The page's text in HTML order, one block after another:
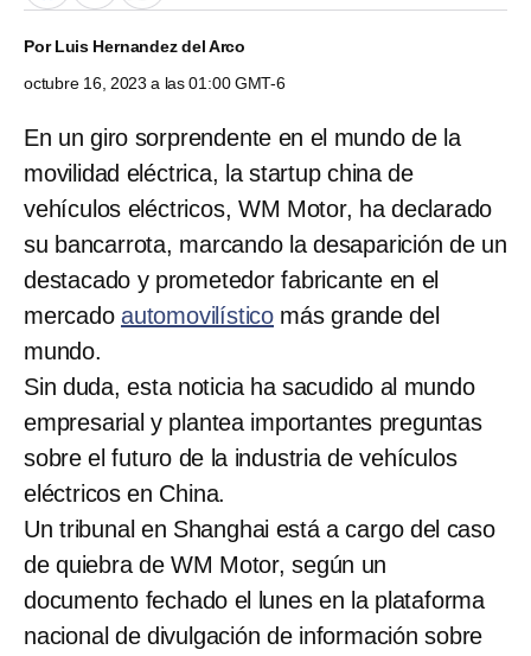
PorLuis Hernandez del Arco
octubre 16, 2023 a las 01:00 GMT-6
En un giro sorprendente en el mundo de la
movilidad eléctrica, la startup china de
vehículos eléctricos, WM Motor, ha declarado
su bancarrota, marcando la desaparición de un
destacado y prometedor fabricante en el
mercado automovilístico más grande del
mundo.
Sin duda, esta noticia ha sacudido al mundo
empresarial y plantea importantes preguntas
sobre el futuro de la industria de vehículos
eléctricos en China.
Un tribunal en Shanghai está a cargo del caso
de quiebra de WM Motor, según un
documento fechado el lunes en la plataforma
nacional de divulgación de información sobre